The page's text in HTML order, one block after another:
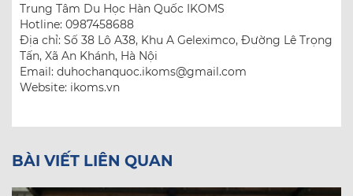
Trung Tâm Du Học Hàn Quốc IKOMS
Hotline: 0987458688
Địa chỉ: Số 38 Lô A38, Khu A Geleximco, Đường Lê Trọng
Tấn, Xã An Khánh, Hà Nội
Email: duhochanquoc.ikoms@gmail.com
Website: ikoms.vn
BÀI VIẾT LIÊN QUAN